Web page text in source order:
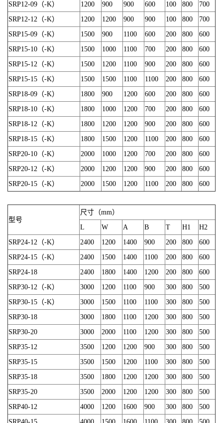
SRP12-09（-K）
1200 900 900 600 100 800
700
SRP12-12（-K）
1200 1200 900 900 100 800
700
SRP15-09（-K）
1500 900 1100 600 200 800
600
SRP15-10（-K）
1500 1000 1100 700 200 800
600
SRP15-12（-K）
1500 1200 1100 900 200 800
600
SRP15-15（-K）
1500 1500 1100 1100 200 800
600
SRP18-09（-K）
1800 900 1200 600 200 800
600
SRP18-10（-K）
1800 1000 1200 700 200 800
600
SRP18-12（-K）
1800 1200 1200 900 200 800
600
SRP18-15（-K）
1800 1500 1200 1100 200 800
600
SRP20-10（-K）
2000 1000 1200 700 200 800
600
SRP20-12（-K）
2000 1200 1200 900 200 800
600
SRP20-15（-K）
2000 1500 1200 1100 200 800 600
型号
尺寸（mm）
L
W A B T H1
H2
SRP24-12（-K）
2400 1200 1400 900 200 800
600
SRP24-15（-K）
2400 1500 1400 1100 200 800
600
SRP24-18
2400 1800 1400 1200 200 800
600
SRP30-12（-K）
3000 1200 1100 900 300 800
500
SRP30-15（-K）
3000 1500 1100 1100 300 800
500
SRP30-18
3000 1800 1100 1200 300 800
500
SRP30-20
3000 2000 1100 1200 300 800
500
SRP35-12
3500 1200 1200 900 300 800
500
SRP35-15
3500 1500 1200 1100 300 800
500
SRP35-18
3500 1800 1200 1200 300 800
500
SRP35-20
3500 2000 1200 1200 300 800
500
SRP40-12
4000 1200 1600 900 300 800
500